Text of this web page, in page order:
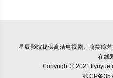
星辰影院提供高清电视剧、搞笑综
在线
Copyright © 2021
苏ICP备